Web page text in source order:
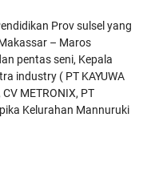
Prov sulsel yang
– Maros
pentas seni, Kepala
industry ( PT KAYUWA
CV METRONIX, PT
Kelurahan Mannuruki